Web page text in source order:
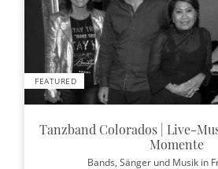
FEATURED
Tanzband Colorados | Live-
Momente
Bands, Sänger und Musik in